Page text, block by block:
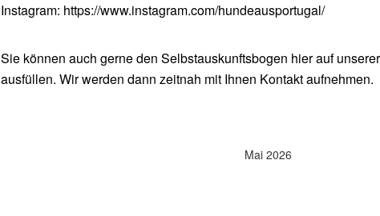
Instagram: https://www.instagram.com/hundeausportugal/
Sie können auch gerne den Selbstauskunftsbogen hier auf
ausfüllen. Wir werden dann zeitnah mit Ihnen Kontakt aufnehmen.
Mai 2026